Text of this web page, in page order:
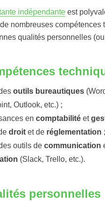
indépendante est
nombreuses compétences
qualités personnelles (ou
outils bureautiques
Outlook, etc.) ;
en comptabilité et
droit et de réglementation ;
outils de communication
(Slack, Trello, etc.).
personnelles